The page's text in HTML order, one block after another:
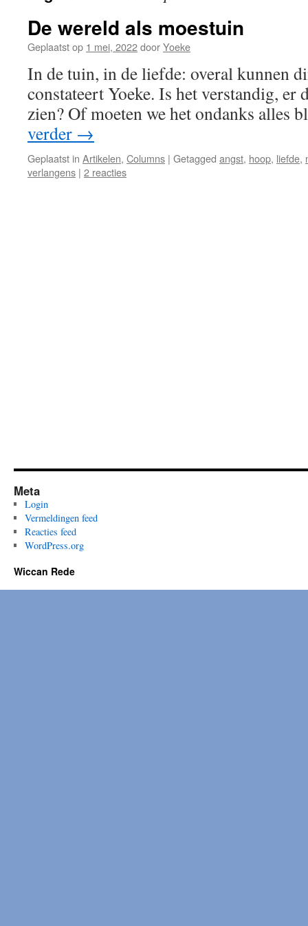
De wereld als moestuin
Geplaatst op 1 mei, 2022doorYoeke
In de tuin, in de liefde: overal kunnen
constateert Yoeke. Is het verstandig, er
zien? Of moeten we het ondanks alles
verder →
Geplaatst in Artikelen, Columns | Getagged angst, hoop, liefde,
verlangens | 2 reacties
Meta
Login
Vermeldingen feed
Reacties feed
WordPress.org
Wiccan Rede